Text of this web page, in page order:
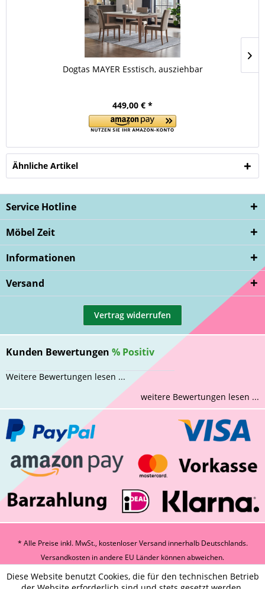
Dogtas MAYER Esstisch, ausziehbar
449,00 € *
Ähnliche Artikel
Service Hotline
Möbel Zeit
Informationen
Versand
Vertrag widerrufen
Kunden Bewertungen % Positiv
Weitere Bewertungen lesen ...
weitere Bewertungen lesen ...
* Alle Preise inkl. MwSt., kostenloser Versand innerhalb Deutschlands.
Versandkosten in andere EU Länder können abweichen.
Diese Website benutzt Cookies, die für den technischen Betrieb